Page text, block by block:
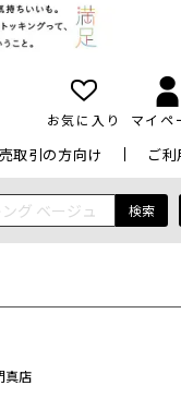
お気に入り マイペ
取引の方向け ご
検索
真店